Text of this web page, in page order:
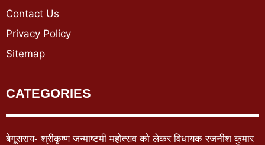
Contact Us
Privacy Policy
Sitemap
CATEGORIES
बेगूसराय- श्रीकृष्ण जन्माष्टमी महोत्सव को लेकर विधायक रजनीश कुमार